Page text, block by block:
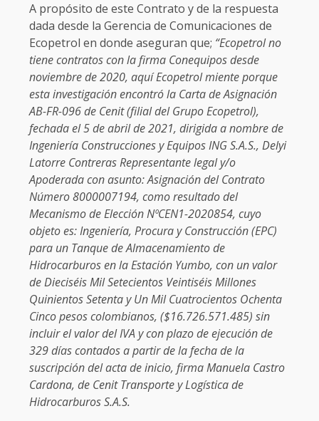
A propósito de este Contrato y de la respuesta
dada desde la Gerencia de Comunicaciones de
Ecopetrol en donde aseguran que; “Ecopetrol no
tiene contratos con la firma Conequipos desde
noviembre de 2020, aquí Ecopetrol miente porque
esta investigación encontró la Carta de Asignación
AB-FR-096 de Cenit (filial del Grupo Ecopetrol),
fechada el 5 de abril de 2021, dirigida a nombre de
Ingeniería Construcciones y Equipos ING S.A.S., Delyi
Latorre Contreras Representante legal y/o
Apoderada con asunto: Asignación del Contrato
Número 8000007194, como resultado del
Mecanismo de Elección NºCEN1-2020854, cuyo
objeto es: Ingeniería, Procura y Construcción (EPC)
para un Tanque de Almacenamiento de
Hidrocarburos en la Estación Yumbo, con un valor
de Dieciséis Mil Setecientos Veintiséis Millones
Quinientos Setenta y Un Mil Cuatrocientos Ochenta
Cinco pesos colombianos, ($16.726.571.485) sin
incluir el valor del IVA y con plazo de ejecución de
329 días contados a partir de la fecha de la
suscripción del acta de inicio, firma Manuela Castro
Cardona, de Cenit Transporte y Logística de
Hidrocarburos S.A.S.